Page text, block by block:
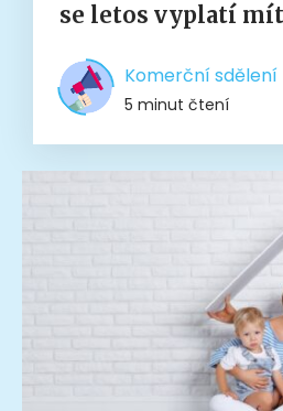
se letos vyplatí
Komerční sdělení
5 minut čtení